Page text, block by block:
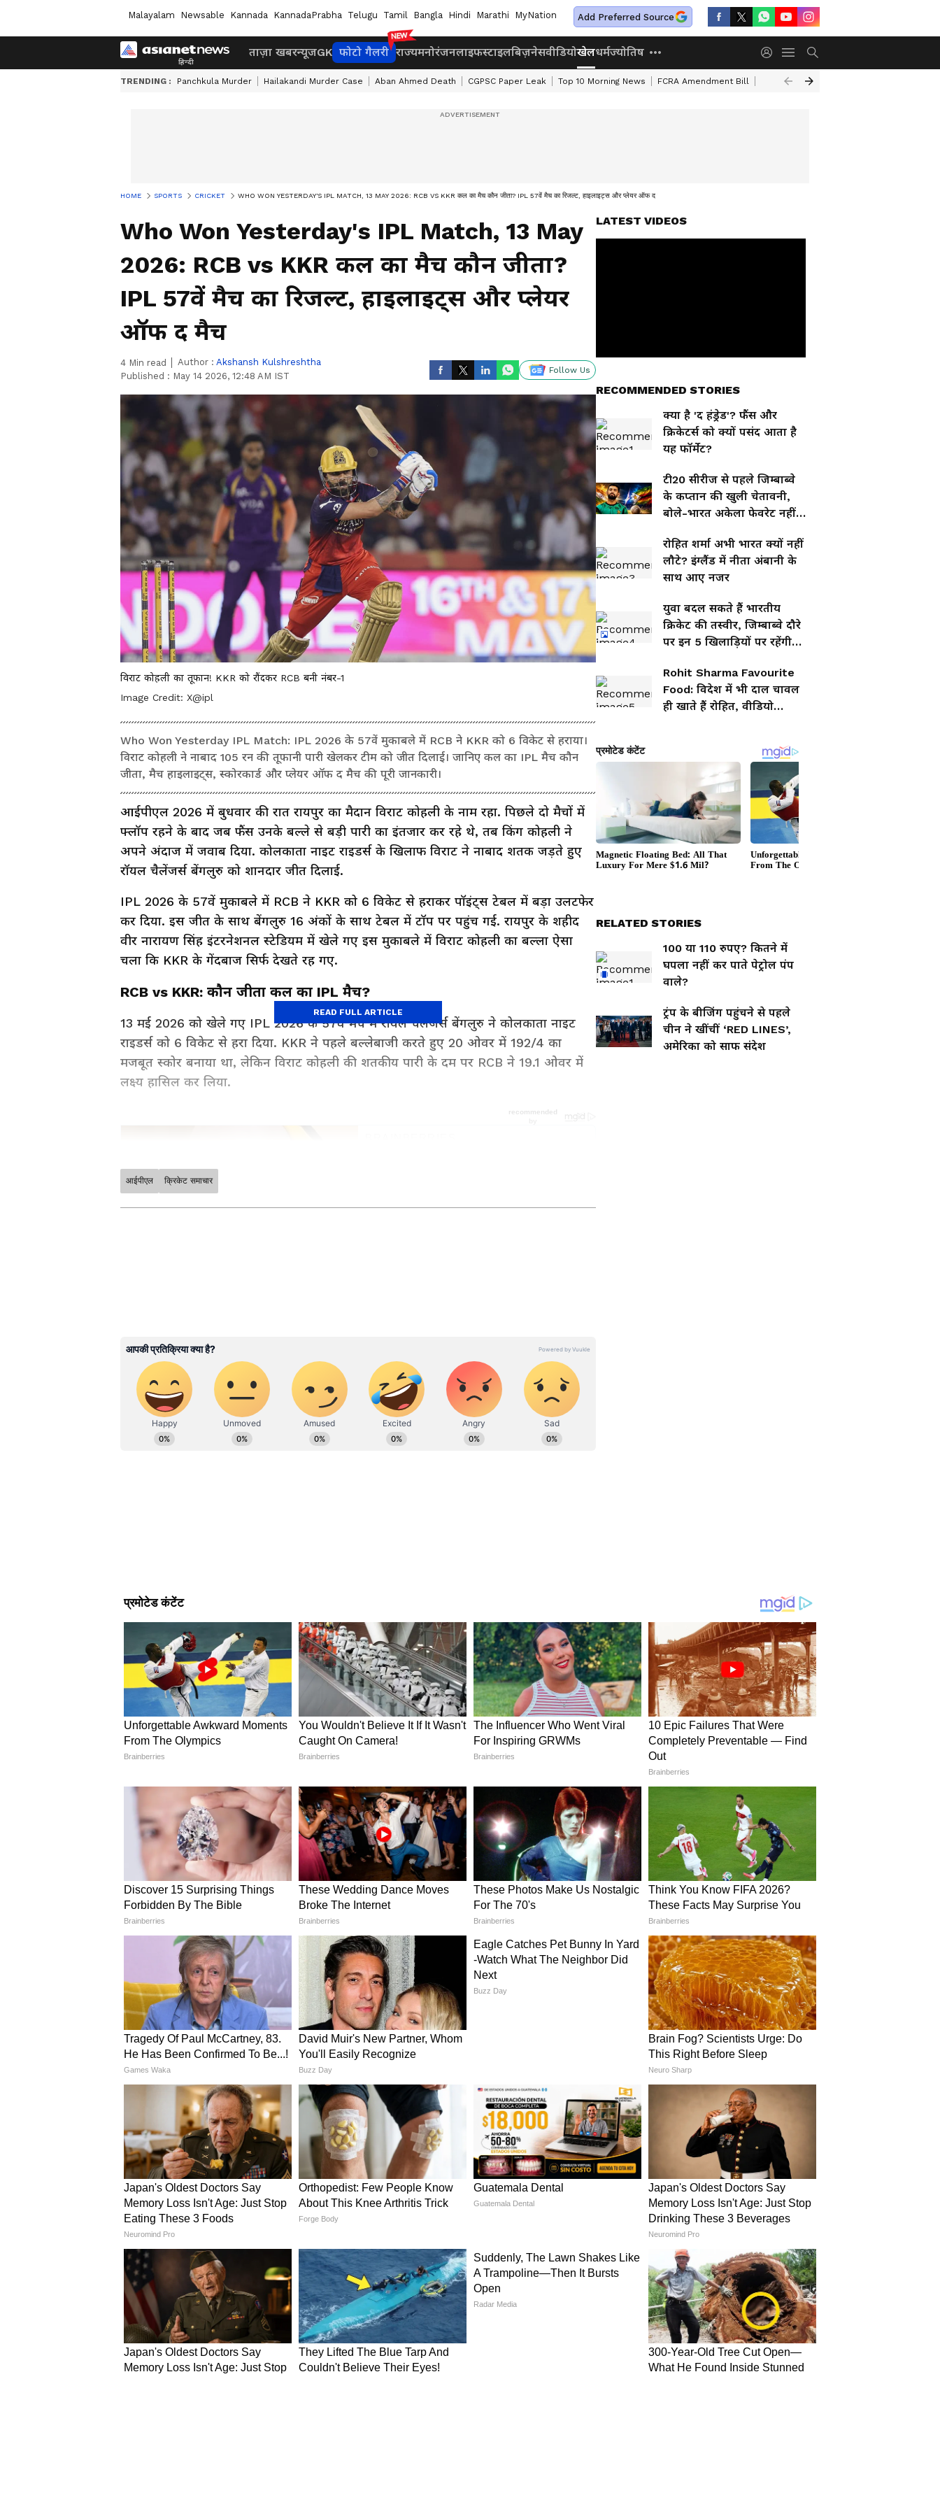
Malayalam Newsable Kannada KannadaPrabha Telugu Tamil Bangla Hindi Marathi MyNation Add Preferred Source
ताज़ा खबरन्यूजGK फोटो गैलरी राज्यमनोरंजनलाइफस्टाइलबिज़नेसवीडियोखेलधर्मज्योतिष
TRENDING : Panchkula Murder Hailakandi Murder Case Aban Ahmed Death CGPSC Paper Leak Top 10 Morning News FCRA Amendment Bill Aban Ahmed Educational Qualification
HOME SPORTS CRICKET WHO WON YESTERDAY'S IPL MATCH, 13 MAY 2026: RCB VS KKR कल का मैच कौन जीता? IPL 57वें मैच का रिजल्ट, हाइलाइट्स और प्लेयर ऑफ द मैच
Who Won Yesterday's IPL Match, 13 May
2026: RCB vs KKR कल का मैच कौन जीता?
IPL 57वें मैच का रिजल्ट, हाइलाइट्स और प्लेयर
ऑफ द मैच
4 Min read Author : Akshansh Kulshreshtha
Published : May 14 2026, 12:48 AM IST
Follow Us
विराट कोहली का तूफान! KKR को रौंदकर RCB बनी नंबर-1
Image Credit: X@ipl
Who Won Yesterday IPL Match: IPL 2026 के 57वें मुकाबले में RCB ने KKR को 6 विकेट से हराया।
विराट कोहली ने नाबाद 105 रन की तूफानी पारी खेलकर टीम को जीत दिलाई। जानिए कल का IPL मैच कौन
जीता, मैच हाइलाइट्स, स्कोरकार्ड और प्लेयर ऑफ द मैच की पूरी जानकारी।
आईपीएल 2026 में बुधवार की रात रायपुर का मैदान विराट कोहली के नाम रहा. पिछले दो मैचों में
फ्लॉप रहने के बाद जब फैंस उनके बल्ले से बड़ी पारी का इंतजार कर रहे थे, तब किंग कोहली ने
अपने अंदाज में जवाब दिया. कोलकाता नाइट राइडर्स के खिलाफ विराट ने नाबाद शतक जड़ते हुए
रॉयल चैलेंजर्स बेंगलुरु को शानदार जीत दिलाई.
IPL 2026 के 57वें मुकाबले में RCB ने KKR को 6 विकेट से हराकर पॉइंट्स टेबल में बड़ा उलटफेर
कर दिया. इस जीत के साथ बेंगलुरु 16 अंकों के साथ टेबल में टॉप पर पहुंच गई. रायपुर के शहीद
वीर नारायण सिंह इंटरनेशनल स्टेडियम में खेले गए इस मुकाबले में विराट कोहली का बल्ला ऐसा
चला कि KKR के गेंदबाज सिर्फ देखते रह गए.
RCB vs KKR: कौन जीता कल का IPL मैच?
13 मई 2026 को खेले गए IPL 2026 के 57वें मैच में रॉयल चैलेंजर्स बेंगलुरु ने कोलकाता नाइट
राइडर्स को 6 विकेट से हरा दिया. KKR ने पहले बल्लेबाजी करते हुए 20 ओवर में 192/4 का
मजबूत स्कोर बनाया था, लेकिन विराट कोहली की शतकीय पारी के दम पर RCB ने 19.1 ओवर में
लक्ष्य हासिल कर लिया.
नहीं कर पाते पेट्रोल पंप वाले?
खींचीं ‘RED LINES’, अमेरिका को
साफ संदेश
मैच का स्कोरकार्ड
KKR: 192/4 (20 ओवर)
शामिल रहे. खास बात यह रही कि उन्होंने दबाव में बेहद संयम के साथ बल्लेबाजी की और आखिर
तक टिके रहे. यह विराट कोहली का IPL करियर का 9वां शतक था. उन्होंने सिर्फ 58 गेंदों में अपना
शतक पूरा किया और एक बार फिर साबित कर दिया कि बड़े मैचों के बड़े खिलाड़ी क्यों कहलाते हैं.
देवदत्त पडिक्कल ने निभाई अहम भूमिका
कोहली के साथ दूसरे विकेट के लिए देवदत्त पडिक्कल ने 92 रन की महत्वपूर्ण साझेदारी की.
पडिक्कल ने 27 गेंदों में 39 रन बनाए और RCB को मजबूत स्थिति में पहुंचाया. हालांकि बाद में
कार्तिक त्यागी ने उन्हें आउट कर KKR को वापसी दिलाने की कोशिश की, लेकिन तब तक मैच काफी
हद तक RCB की पकड़ में जा चुका था.
KKR की ओर से चमके अंगकृष रघुवंशी
इससे पहले टॉस जीतकर बल्लेबाजी करने उतरी KKR की टीम के लिए युवा बल्लेबाज अंगकृष
रघुवंशी ने शानदार पारी खेली. उन्होंने 71 रन बनाकर टीम को बड़े स्कोर तक पहुंचाने में अहम भूमिका
निभाई. KKR ने 20 ओवर में 192/4 का प्रतिस्पर्धी स्कोर खड़ा किया था, लेकिन उनकी गेंदबाजी
RCB के बल्लेबाजों के सामने फीकी पड़ गई.
गेंदबाजी में किसने किया कमाल?
KKR की तरफ से कार्तिक त्यागी सबसे सफल गेंदबाज रहे. उन्होंने 3 विकेट झटके, जबकि सुनील
नारायण को 1 विकेट मिला. हालांकि KKR की फील्डिंग ने टीम को बड़ा नुकसान पहुंचाया. विराट
कोहली और देवदत्त पडिक्कल दोनों के कैच छोड़े गए, जिसका खामियाजा टीम को हार के रूप में
भुगतना पड़ा.
विराट कोहली ने बनाया बड़ा रिकॉर्ड
इस मुकाबले में विराट कोहली ने एक और ऐतिहासिक उपलब्धि अपने नाम की. वह सबसे कम पारियों
में 14,000 टी20 रन पूरे करने वाले बल्लेबाज बन गए.
सबसे कम पारियों में 14,000 टी20 रन
409 पारी – विराट कोहली
423 पारी – क्रिस गेल
431 पारी – डेविड वॉर्नर
इसके अलावा विराट ने IPL में सबसे ज्यादा सीजन में 400+ रन बनाने का रिकॉर्ड भी और मजबूत
प्लेयर ऑफ द मैच कौन बना?
RCB के स्टार बल्लेबाज विराट कोहली को उनकी शानदार नाबाद 105 रन की पारी के लिए “प्लेयर
ऑफ द मैच” चुना गया. उनकी यह पारी सिर्फ एक शतक नहीं थी, बल्कि RCB के लिए प्लेऑफ की
दौड़ में बेहद अहम जीत भी साबित हुई.
पॉइंट्स टेबल में RCB नंबर-1
READ FULL ARTICLE
ABOUT THE AUTHOR
Akshansh Kulshreshtha
आईपीएल क्रिकेट समाचार
LATEST VIDEOS
RECOMMENDED STORIES
क्या है 'द हंड्रेड'? फैंस और
क्रिकेटर्स को क्यों पसंद आता है
यह फॉर्मेट?
टी20 सीरीज से पहले जिम्बाब्वे
के कप्तान की खुली चेतावनी,
बोले-भारत अकेला फेवरेट नहीं,
रोहित शर्मा अभी भारत क्यों नहीं
लौटे? इंग्लैंड में नीता अंबानी के
साथ आए नजर
युवा बदल सकते हैं भारतीय
क्रिकेट की तस्वीर, जिम्बाब्वे दौरे
पर इन 5 खिलाड़ियों पर रहेंगी
Rohit Sharma Favourite
Food: विदेश में भी दाल चावल
ही खाते हैं रोहित, वीडियो
RELATED STORIES
100 या 110 रुपए? कितने में
घपला नहीं कर पाते पेट्रोल पंप
वाले?
ट्रंप के बीजिंग पहुंचने से पहले
चीन ने खींचीं ‘RED LINES’,
अमेरिका को साफ संदेश